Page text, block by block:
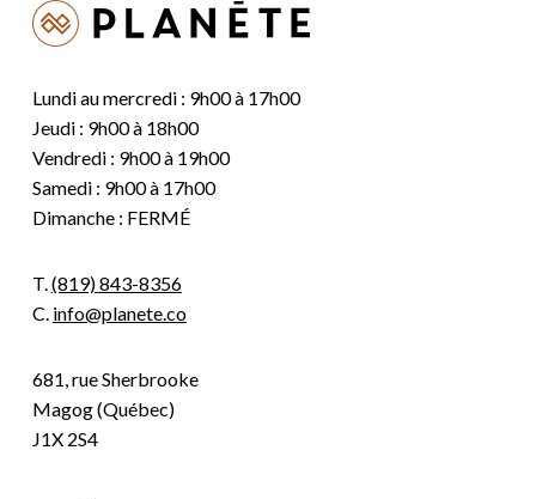
Lundi au mercredi : 9h00 à 17h00
Jeudi : 9h00 à 18h00
Vendredi : 9h00 à 19h00
Samedi : 9h00 à 17h00
Dimanche : FERMÉ
T.(819) 843-8356
C. info@planete.co
681, rue Sherbrooke
Magog (Québec)
J1X 2S4